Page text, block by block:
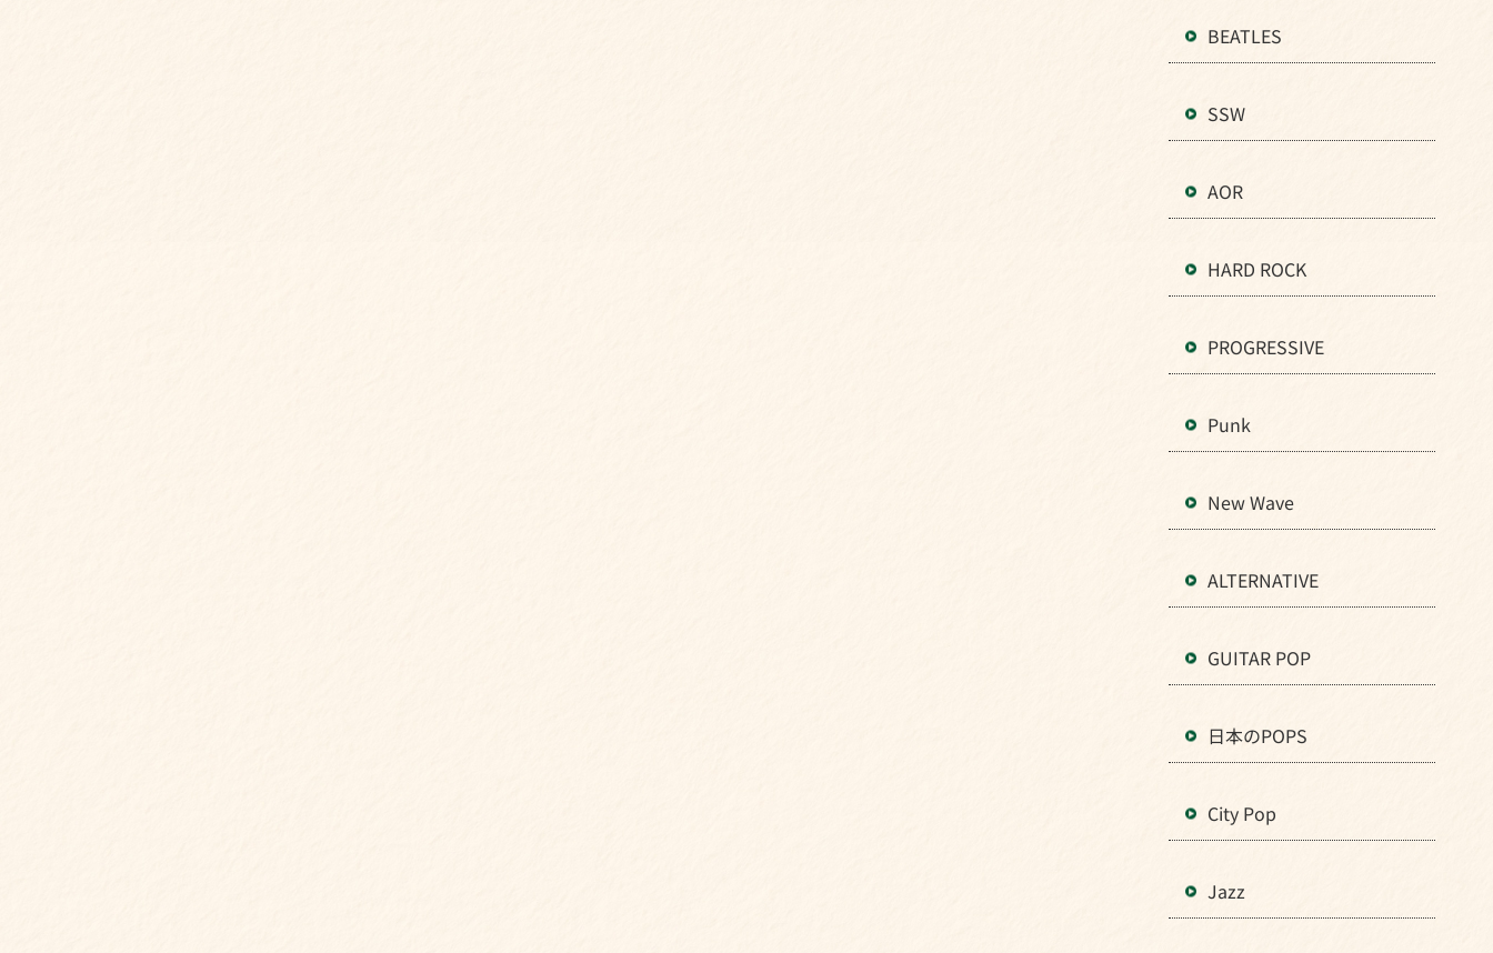
BEATLES
SSW
AOR
HARD ROCK
PROGRESSIVE
Punk
New Wave
ALTERNATIVE
GUITAR POP
日本のPOPS
City Pop
Jazz